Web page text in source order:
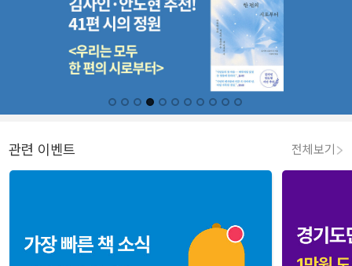
관련 이벤트 전체보기